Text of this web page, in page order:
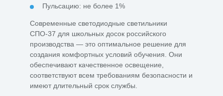
Пульсацию: не более 1%
Современные светодиодные светильники
СПО-37 для школьных досок российского
производства — это оптимальное решение для
создания комфортных условий обучения. Они
обеспечивают качественное освещение,
соответствуют всем требованиям безопасности и
имеют длительный срок службы.